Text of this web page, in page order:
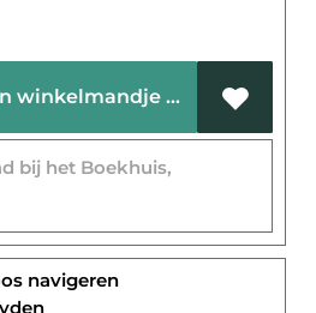
Voeg toe aan mijn winkelmandje
bij het Boekhuis,
navigeren